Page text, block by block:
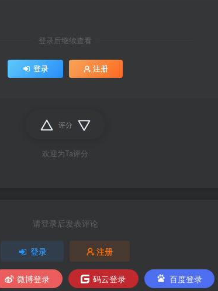
登录后继续查看
登录 注册
评分
欢迎为Ta评分
请登录后发表评论
登录 注册
微博登录 码云登录 百度登录